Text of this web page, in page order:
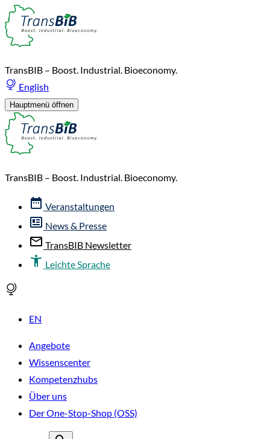
TransBIB – Boost. Industrial. Bioeconomy.
English
Hauptmenü öffnen
TransBIB – Boost. Industrial. Bioeconomy.
Veranstaltungen
News & Presse
TransBIB Newsletter
Leichte Sprache
EN
Angebote
Wissenscenter
Kompetenzhubs
Über uns
Der One-Stop-Shop (OSS)